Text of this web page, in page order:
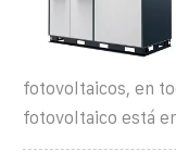
fotovoltaicos, en
fotovoltaico está